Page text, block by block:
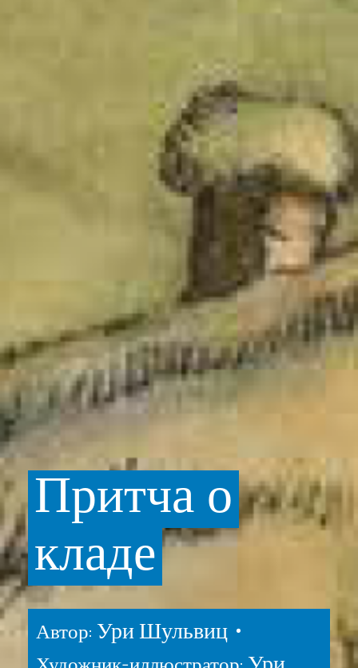
Притча о
кладе
Автор: Ури Шульвиц •